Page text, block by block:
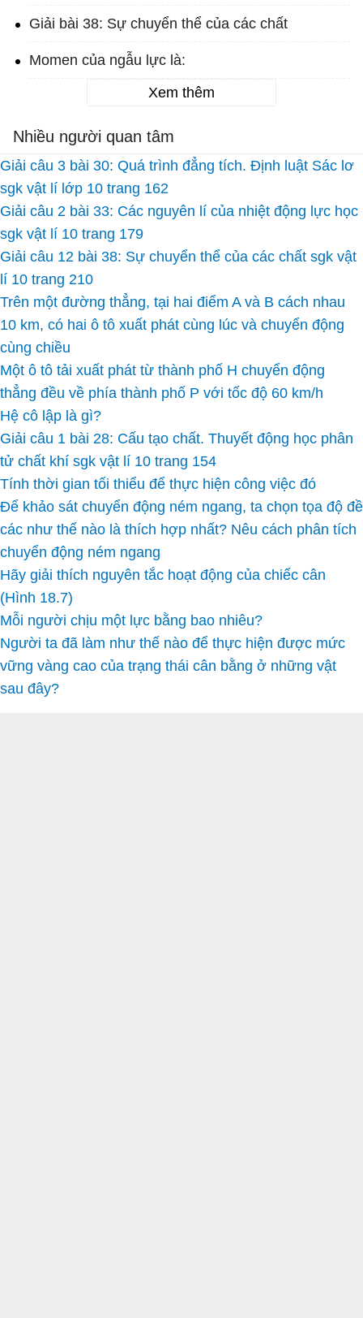
Giải bài 38: Sự chuyển thể của các chất
Momen của ngẫu lực là:
Xem thêm
Nhiều người quan tâm
Giải câu 3 bài 30: Quá trình đẳng tích. Định luật Sác lơ
sgk vật lí lớp 10 trang 162
Giải câu 2 bài 33: Các nguyên lí của nhiệt động lực học
sgk vật lí 10 trang 179
Giải câu 12 bài 38: Sự chuyển thể của các chất sgk vật
lí 10 trang 210
Trên một đường thẳng, tại hai điểm A và B cách nhau
10 km, có hai ô tô xuất phát cùng lúc và chuyển động
cùng chiều
Một ô tô tải xuất phát từ thành phố H chuyển động
thẳng đều về phía thành phố P với tốc độ 60 km/h
Hệ cô lập là gì?
Giải câu 1 bài 28: Cấu tạo chất. Thuyết động học phân
tử chất khí sgk vật lí 10 trang 154
Tính thời gian tối thiểu để thực hiện công việc đó
Để khảo sát chuyển động ném ngang, ta chọn tọa độ đề
các như thế nào là thích hợp nhất? Nêu cách phân tích
chuyển động ném ngang
Hãy giải thích nguyên tắc hoạt động của chiếc cân
(Hình 18.7)
Mỗi người chịu một lực bằng bao nhiêu?
Người ta đã làm như thế nào để thực hiện được mức
vững vàng cao của trạng thái cân bằng ở những vật
sau đây?